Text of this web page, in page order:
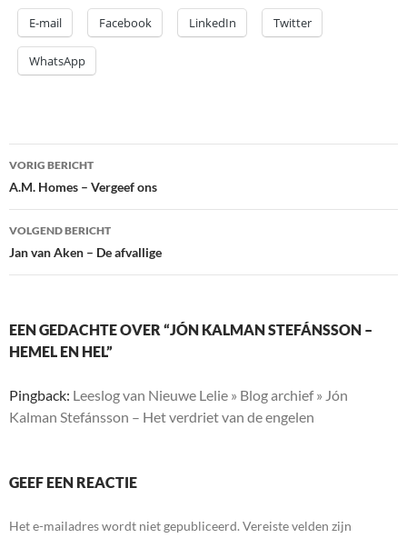
E-mail Facebook LinkedIn Twitter
WhatsApp
Bericht
navigatie
VORIG BERICHT
A.M. Homes – Vergeef ons
VOLGEND BERICHT
Jan van Aken – De afvallige
EEN GEDACHTE OVER “JÓN KALMAN STEFÁNSSON –
HEMEL EN HEL”
Pingback: Leeslog van Nieuwe Lelie » Blog archief » Jón
Kalman Stefánsson – Het verdriet van de engelen
GEEF EEN REACTIE
Het e-mailadres wordt niet gepubliceerd. Vereiste velden zijn